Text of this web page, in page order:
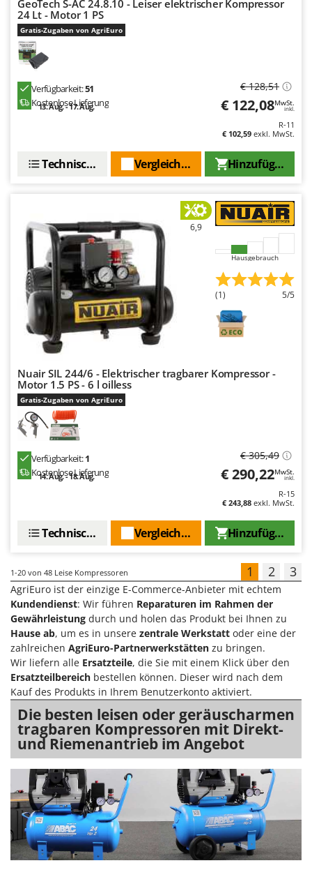
GeoTech S-AC 24.8.10 - Leiser elektrischer Kompressor
24 Lt - Motor 1 PS
Gratis-Zugaben von AgriEuro
Verfügbarkeit:51
Kostenlose Lieferung
13. Aug. - 17. Aug.
€ 128,51
€ 122,08MwSt.
inkl.
R-11
€ 102,59 exkl. MwSt.
Hinzufügen
Vergleichen Sie
Technische Daten
6,9
Hausgebrauch
(1) 5/5
Nuair SIL 244/6 - Elektrischer tragbarer Kompressor -
Motor 1.5 PS - 6 l oilless
Gratis-Zugaben von AgriEuro
Verfügbarkeit:1
Kostenlose Lieferung
14. Aug. - 18. Aug.
€ 305,49
€ 290,22MwSt.
inkl.
R-15
€ 243,88 exkl. MwSt.
Hinzufügen
Vergleichen Sie
Technische Daten
1-20 von 48 Leise Kompressoren 1 2 3
AgriEuro ist der einzige E-Commerce-Anbieter mit echtem
Kundendienst: Wir führen Reparaturen im Rahmen der
Gewährleistung durch und holen das Produkt bei Ihnen zu
Hause ab, um es in unsere zentrale Werkstatt oder eine der
zahlreichen AgriEuro-Partnerwerkstätten zu bringen.
Wir liefern alle Ersatzteile, die Sie mit einem Klick über den
Ersatzteilbereich bestellen können. Dieser wird nach dem
Kauf des Produkts in Ihrem Benutzerkonto aktiviert.
Die besten leisen oder geräuscharmen
tragbaren Kompressoren mit Direkt-
und Riemenantrieb im Angebot